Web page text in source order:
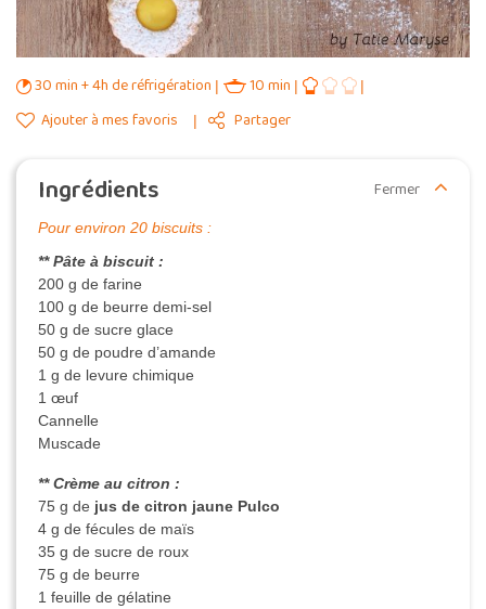
30 min + 4h de réfrigération
10 min
Ajouter à mes favoris
Partager
Ingrédients Fermer
Pour environ 20 biscuits :
** Pâte à biscuit :
200 g de farine
100 g de beurre demi-sel
50 g de sucre glace
50 g de poudre d’amande
1 g de levure chimique
1 œuf
Cannelle
Muscade
** Crème au citron :
75 g de jus de citron jaune Pulco
4 g de fécules de maïs
35 g de sucre de roux
75 g de beurre
1 feuille de gélatine